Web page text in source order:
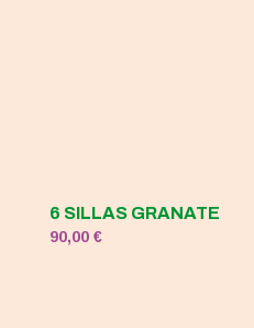
6 SILLAS GRANATE
90,00 €